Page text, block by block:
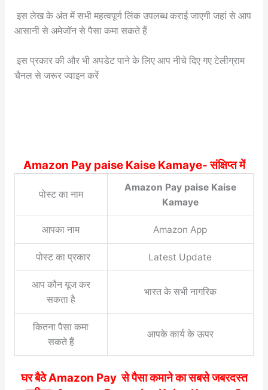
इस लेख के अंत में सभी महत्वपूर्ण लिंक उपलब्ध कराई जाएगी जहां से आप
आसानी से अमेजॉन से पैसा कमा सकते हैं
इस प्रकार की और भी अपडेट पाने के लिए आप नीचे दिए गए टेलीग्राम
चैनल से जरूर ज्वाइन करें
Amazon Pay paise Kaise Kamaye- संक्षिप्त में
पोस्ट का नाम
Amazon Pay paise Kaise
Kamaye
आपका नाम Amazon App
पोस्ट का प्रकार Latest Update
आप कौन यूज कर
सकता है
भारत के सभी नागरिक
कितना पैसा कमा
सकते हैं
आपके कार्य के ऊपर
घर बैठे Amazon Pay से पैसा कमाने का सबसे जबरदस्त